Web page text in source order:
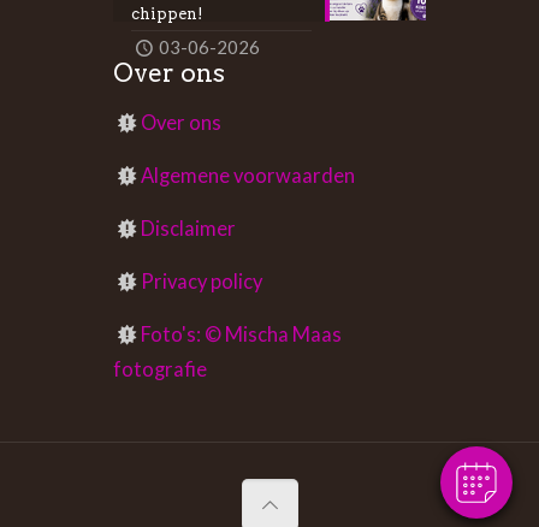
Afspraak maken?
chippen!
03-06-2026
Over ons
Over ons
Algemene voorwaarden
Disclaimer
Privacy policy
Foto's: © Mischa Maas
fotografie